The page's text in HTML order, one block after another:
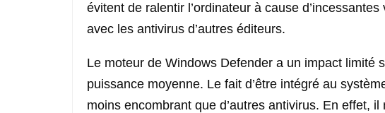
évitent de ralentir l’ordinateur à cause
avec les antivirus d’autres éditeurs.
Le moteur de Windows Defender a un impact limité
puissance moyenne. Le fait d’être intégré au
moins encombrant que d’autres antivirus. En effet,